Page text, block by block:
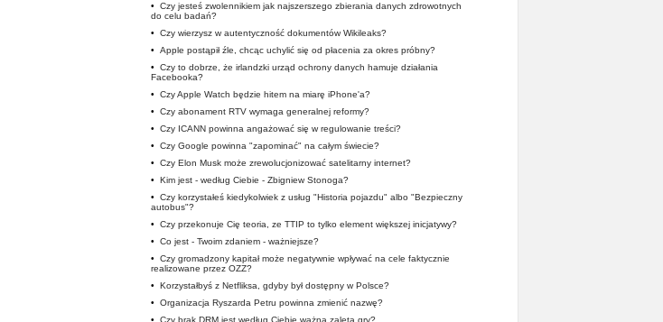
• Czy jesteś zwolennikiem jak najszerszego zbierania danych zdrowotnych
do celu badań?
• Czy wierzysz w autentyczność dokumentów Wikileaks?
• Apple postąpił źle, chcąc uchylić się od płacenia za okres próbny?
• Czy to dobrze, że irlandzki urząd ochrony danych hamuje działania
Facebooka?
• Czy Apple Watch będzie hitem na miarę iPhone'a?
• Czy abonament RTV wymaga generalnej reformy?
• Czy ICANN powinna angażować się w regulowanie treści?
• Czy Google powinna "zapominać" na całym świecie?
• Czy Elon Musk może zrewolucjonizować satelitarny internet?
• Kim jest - według Ciebie - Zbigniew Stonoga?
• Czy korzystałeś kiedykolwiek z usług "Historia pojazdu" albo "Bezpieczny
autobus"?
• Czy przekonuje Cię teoria, ze TTIP to tylko element większej inicjatywy?
• Co jest - Twoim zdaniem - ważniejsze?
• Czy gromadzony kapitał może negatywnie wpływać na cele faktycznie
realizowane przez OZZ?
• Korzystałbyś z Netfliksa, gdyby był dostępny w Polsce?
• Organizacja Ryszarda Petru powinna zmienić nazwę?
• Czy brak DRM jest według Ciebie ważną zaletą gry?